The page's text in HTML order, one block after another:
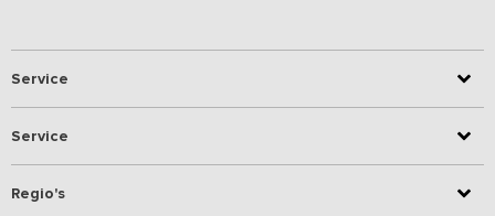
Service
Service
Regio's